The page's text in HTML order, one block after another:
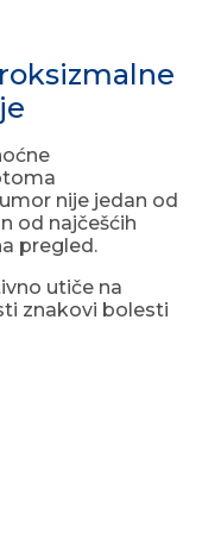
nije jedan od
od najčešćih
pregled.
utiče na
znakovi bolesti